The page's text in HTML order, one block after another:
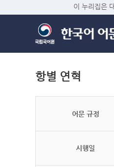
이 누리집은
항별 연혁
어문 규정
시행일